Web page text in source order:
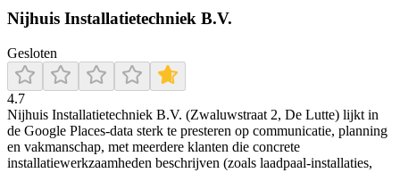
Nijhuis Installatietechniek B.V.
Gesloten
4.7
Nijhuis Installatietechniek B.V. (Zwaluwstraat 2, De Lutte) lijkt in
de Google Places-data sterk te presteren op communicatie, planning
en vakmanschap, met meerdere klanten die concrete
installatiewerkzaamheden beschrijven (zoals laadpaal-installaties,